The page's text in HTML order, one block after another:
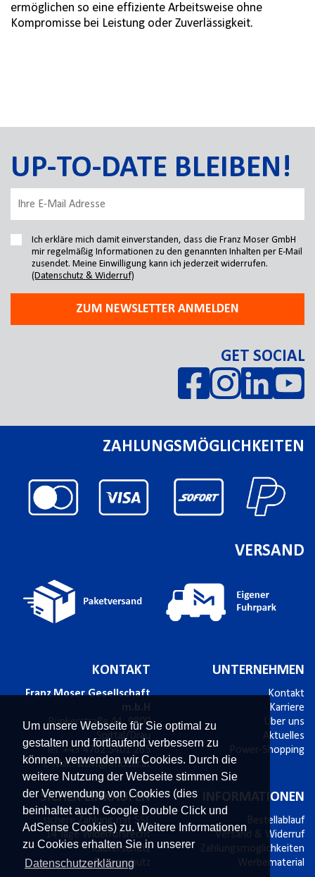
Um unsere Webseite für Sie optimal zu
gestalten und fortlaufend verbessern zu
können, verwenden wir Cookies. Durch die
weitere Nutzung der Webseite stimmen Sie
der Verwendung von Cookies (dies
beinhaltet auch Google Double Click und
AdSense Cookies) zu. Weitere Informationen
zu Cookies erhalten Sie in unserer
Datenschutzerklärung
ermöglichen so eine effiziente Arbeitsweise ohne
Kompromisse bei Leistung oder Zuverlässigkeit.
UP-TO-DATE BLEIBEN!
Ich erkläre mich damit einverstanden, dass die Franz Moser GmbH
mir regelmäßig Informationen zu den genannten Inhalten per E-Mail
zusendet. Meine Einwilligung kann ich jederzeit widerrufen.
(Datenschutz & Widerruf)
ZUM NEWSLETTER ANMELDEN
GET SOCIAL
ZAHLUNGSMÖGLICHKEITEN
VERSAND
KONTAKT
Franz Moser Gesellschaft
m.b.H
Bünkerstraße 44,9800
Spittal/Drau
Tel. +43 4762 5401 265
E-Mail: wzm@fmoser.at
UNTERNEHMEN
Kontakt
Karriere
Über uns
Aktuelles
Power-Shopping
SICHER EINKAUFEN
sichere Zahlung mit SSL
14 Tage Widerrufsrecht
Käuferschutz
Datenschutz
INFORMATIONEN
Bestellablauf
Versand & Widerruf
Zahlungsmöglichkeiten
Werbematerial